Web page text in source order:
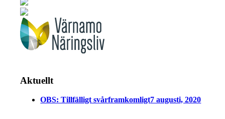
Aktuellt
OBS: Tillfälligt svårframkomligt7 augusti, 2020